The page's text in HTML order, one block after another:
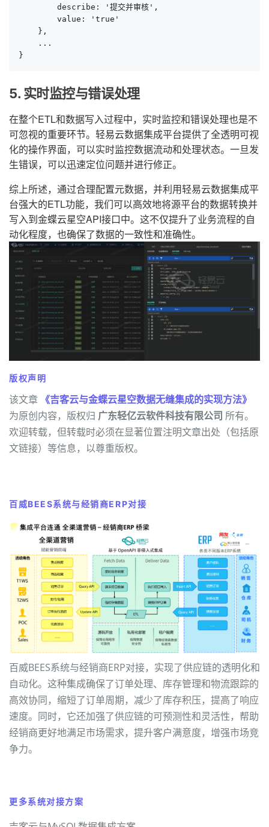
        describe: '提交并审核',
        value: 'true'
    },
    ...
}
5. 实时监控与错误处理
在整个ETL和数据写入过程中，实时监控和错误处理也是不
可忽视的重要环节。轻易云数据集成平台提供了全透明可视
化的操作界面，可以实时监控数据流动和处理状态。一旦发
生错误，可以迅速定位问题并进行修正。
综上所述，通过合理配置元数据，并利用轻易云数据集成平
台强大的ETL功能，我们可以高效地将源平台的数据转换并
写入到金蝶云星空API接口中。这不仅提升了业务流程的自
动化程度，也确保了数据的一致性和准确性。
版权声明
该文章 《吉客云与金蝶云星空数据无缝集成的实现方法》
为原创内容，版权归 广东轻亿云软件科技有限公司 所有。
欢迎转载，但转载时必须在显著位置注明文章出处（包括原
文链接）等信息，以尊重版权。
百威BEES系统与经销商ERP对接
百威BEES系统与经销商ERP对接，实现了供应链的透明化和
自动化。这种集成确保了订单处理、库存管理和物流跟踪的
高效协同，缩短了订单周期，减少了库存积压，提高了响应
速度。同时，它还加强了供应链的可预测性和灵活性，帮助
经销商更好地满足市场需求，提升客户满意度，增强市场竞
争力。
更多系统对接方案